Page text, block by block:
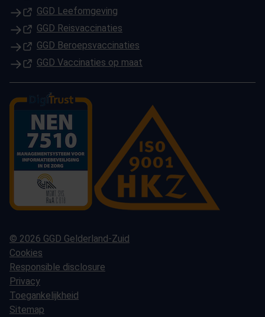
GGD Leefomgeving
(Opent in een nieuw tabblad)
GGD Reisvaccinaties
(Opent in een nieuw tabblad)
GGD Beroepsvaccinaties
(Opent in een nieuw tabblad)
GGD Vaccinaties op maat
(Opent in een nieuw tabblad)
© 2026 GGD Gelderland-Zuid
Cookies
Responsible disclosure
Privacy
Toegankelijkheid
Sitemap